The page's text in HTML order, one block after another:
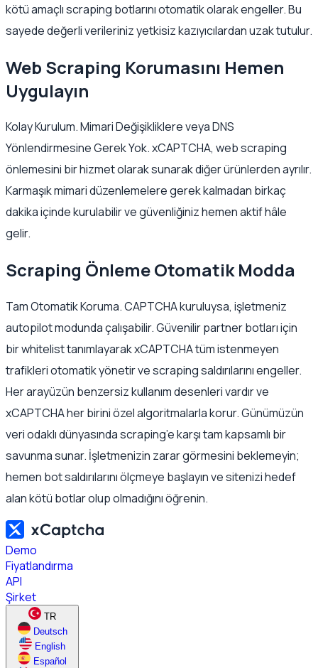
kötü amaçlı scraping botlarını otomatik olarak engeller. Bu
sayede değerli verileriniz yetkisiz kazıyıcılardan uzak tutulur.
Web Scraping Korumasını Hemen
Uygulayın
Kolay Kurulum. Mimari Değişikliklere veya DNS
Yönlendirmesine Gerek Yok. xCAPTCHA, web scraping
önlemesini bir hizmet olarak sunarak diğer ürünlerden ayrılır.
Karmaşık mimari düzenlemelere gerek kalmadan birkaç
dakika içinde kurulabilir ve güvenliğiniz hemen aktif hâle
gelir.
Scraping Önleme Otomatik Modda
Tam Otomatik Koruma. CAPTCHA kuruluysa, işletmeniz
autopilot modunda çalışabilir. Güvenilir partner botları için
bir whitelist tanımlayarak xCAPTCHA tüm istenmeyen
trafikleri otomatik yönetir ve scraping saldırılarını engeller.
Her arayüzün benzersiz kullanım desenleri vardır ve
xCAPTCHA her birini özel algoritmalarla korur. Günümüzün
veri odaklı dünyasında scraping’e karşı tam kapsamlı bir
savunma sunar. İşletmenizin zarar görmesini beklemeyin;
hemen bot saldırılarını ölçmeye başlayın ve sitenizi hedef
alan kötü botlar olup olmadığını öğrenin.
Demo
Fiyatlandırma
API
Şirket
TR
Deutsch
English
Español